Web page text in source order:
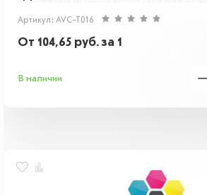
Артикул: AVC-T016
От 104,65 руб.за 1
В наличии